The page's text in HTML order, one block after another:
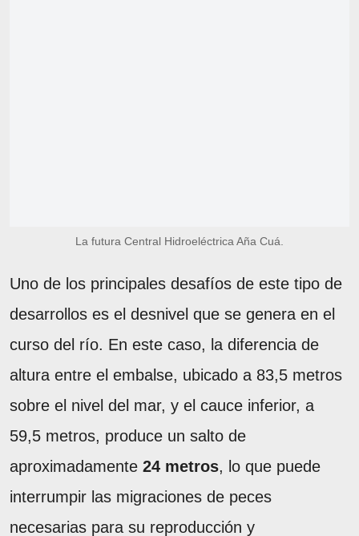
La futura Central Hidroeléctrica Aña Cuá.
Uno de los principales desafíos de este tipo de
desarrollos es el desnivel que se genera en el
curso del río. En este caso, la diferencia de
altura entre el embalse, ubicado a 83,5 metros
sobre el nivel del mar, y el cauce inferior, a
59,5 metros, produce un salto de
aproximadamente 24 metros, lo que puede
interrumpir las migraciones de peces
necesarias para su reproducción y